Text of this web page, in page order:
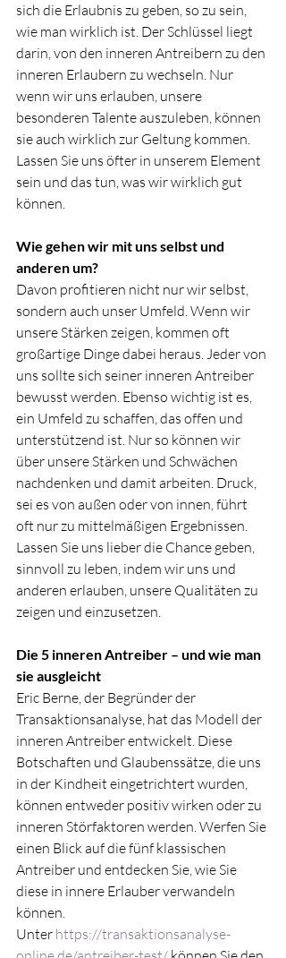
sich die Erlaubnis zu geben, so zu sein,
wie man wirklich ist. Der Schlüssel liegt
darin, von den inneren Antreibern zu den
inneren Erlaubern zu wechseln. Nur
wenn wir uns erlauben, unsere
besonderen Talente auszuleben, können
sie auch wirklich zur Geltung kommen.
Lassen Sie uns öfter in unserem Element
sein und das tun, was wir wirklich gut
können.
Wie gehen wir mit uns selbst und
anderen um?
Davon profitieren nicht nur wir selbst,
sondern auch unser Umfeld. Wenn wir
unsere Stärken zeigen, kommen oft
großartige Dinge dabei heraus. Jeder von
uns sollte sich seiner inneren Antreiber
bewusst werden. Ebenso wichtig ist es,
ein Umfeld zu schaffen, das offen und
unterstützend ist. Nur so können wir
über unsere Stärken und Schwächen
nachdenken und damit arbeiten. Druck,
sei es von außen oder von innen, führt
oft nur zu mittelmäßigen Ergebnissen.
Lassen Sie uns lieber die Chance geben,
sinnvoll zu leben, indem wir uns und
anderen erlauben, unsere Qualitäten zu
zeigen und einzusetzen.
Die 5 inneren Antreiber – und wie man
sie ausgleicht
Eric Berne, der Begründer der
Transaktionsanalyse, hat das Modell der
inneren Antreiber entwickelt. Diese
Botschaften und Glaubenssätze, die uns
in der Kindheit eingetrichtert wurden,
können entweder positiv wirken oder zu
inneren Störfaktoren werden. Werfen Sie
einen Blick auf die fünf klassischen
Antreiber und entdecken Sie, wie Sie
diese in innere Erlauber verwandeln
können.
Unter https://transaktionsanalyse-